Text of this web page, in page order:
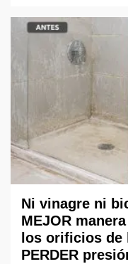
Ni vinagre ni
MEJOR
los orificios de
PERDER